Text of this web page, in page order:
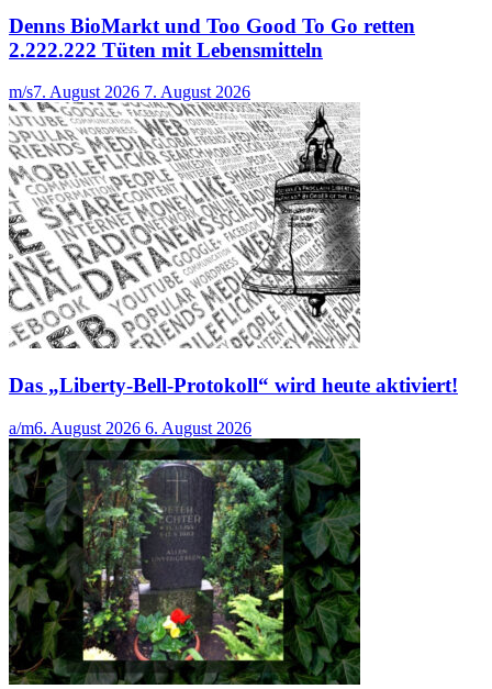
Denns BioMarkt und Too Good To Go retten
2.222.222 Tüten mit Lebensmitteln
m/s7. August 2026 7. August 2026
Das „Liberty-Bell-Protokoll“ wird heute aktiviert!
a/m6. August 2026 6. August 2026